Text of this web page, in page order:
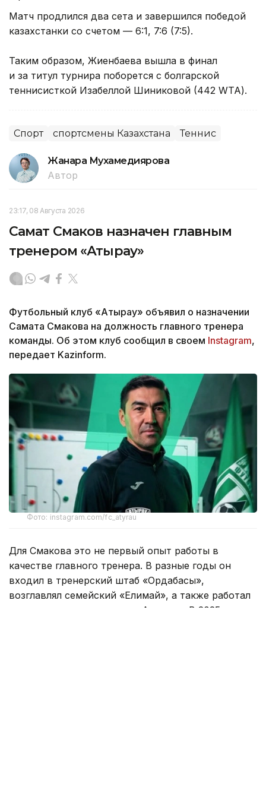
Матч продлился два сета и завершился победой
казахстанки со счетом — 6:1, 7:6 (7:5).
Таким образом, Жиенбаева вышла в финал
и за титул турнира поборется с болгарской
теннисисткой Изабеллой Шиниковой (442 WTA).
Спорт спортсмены Казахстана Теннис
Жанара Мухамедиярова
Автор
23:17, 08 Августа 2026
Самат Смаков назначен главным
тренером «Атырау»
Футбольный клуб «Атырау» объявил о назначении
Самата Смакова на должность главного тренера
команды. Об этом клуб сообщил в своем Instagram,
передает Kazinform.
Фото: instagram.com/fc_atyrau
Для Смакова это не первый опыт работы в
качестве главного тренера. В разные годы он
входил в тренерский штаб «Ордабасы»,
возглавлял семейский «Елимай», а также работал
техническим директором «Астаны». В 2025 году